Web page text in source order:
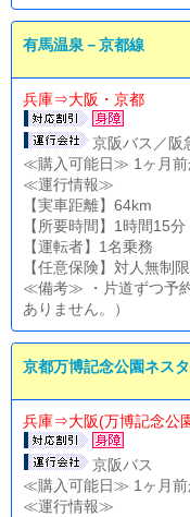
有馬温泉－京都線
兵庫⇒大阪・京都
京阪バス／阪
≪購入可能日≫ 1ヶ月前
≪運行情報≫
【実車距離】64km
【所要時間】1時間15分
【運転者】1名乗務
【任意保険】対人無制限
≪備考≫ ・片道ずつ予
ありません。）
京都万博記念公園ネス
兵庫⇒大阪(万博記念公
京阪バス
≪購入可能日≫ 1ヶ月前
≪運行情報≫